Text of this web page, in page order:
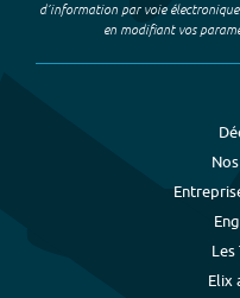
d’information par voie
en modifiant vos
Les
Elix